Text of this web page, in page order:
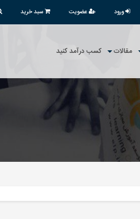
ورود عضویت سبد خرید
مقالات کسب درآمد کنید